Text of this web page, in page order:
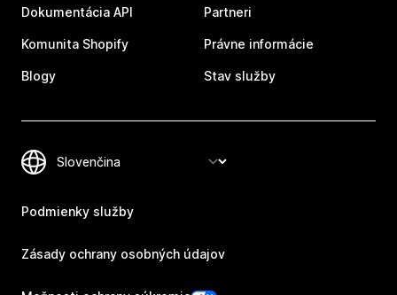
Dokumentácia API
Komunita Shopify
Blogy
Partneri
Právne informácie
Stav služby
Podmienky služby
Zásady ochrany osobných údajov